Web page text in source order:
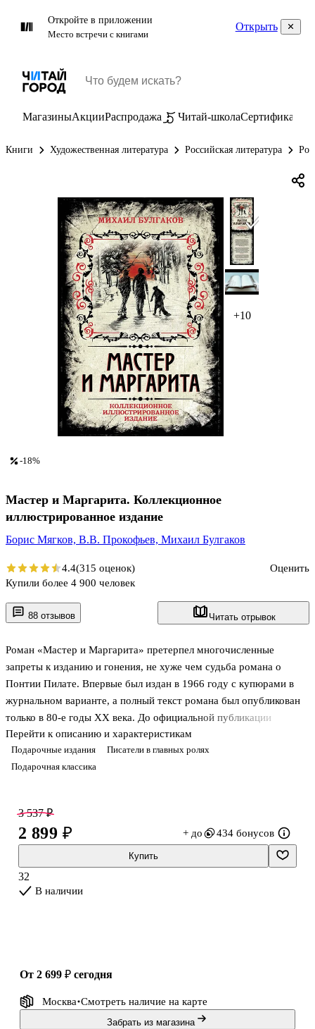
Откройте в приложении
Место встречи с книгами
Открыть
МагазиныАкцииРаспродажа Читай-школаСертификаты
Книги Художественная литература Российская литература
+10
88 отзывов Читать отрывок
Подарочные издания
Писатели в главных ролях
Подарочная классика
Роман «Мастер и Маргарита» претерпел многочисленные
запреты к изданию и гонения, не хуже чем судьба романа о
Понтии Пилате. Впервые был издан в 1966 году с купюрами в
журнальном варианте, а полный текст романа был опубликован
только в 80-е годы ХХ века. До официальной публикации
распространялся в перепечатанных вручную копиях и сразу
приобрел невероятную популярность и любовь читателя.
Феерическая сатира на быт и нравы Москвы 30-х годов,
таковы далеко не все пласты этого гениального произведения
Михаила Булгакова.
В новом юбилейном издании бессмертный роман представлен в
Перейти к описанию и характеристикам
-18%
Мастер и Маргарита. Коллекционное
иллюстрированное издание
Борис Мягков, В.В. Прокофьев, Михаил Булгаков
4.4(315 оценок)
Оценить
Купили более 4 900 человек
3 537 ₽
2 899 ₽ + до 434 бонусов
Купить
32
В наличии
от 2 699 ₽ сегодня
Москва Смотреть наличие на карте
Забрать из магазина